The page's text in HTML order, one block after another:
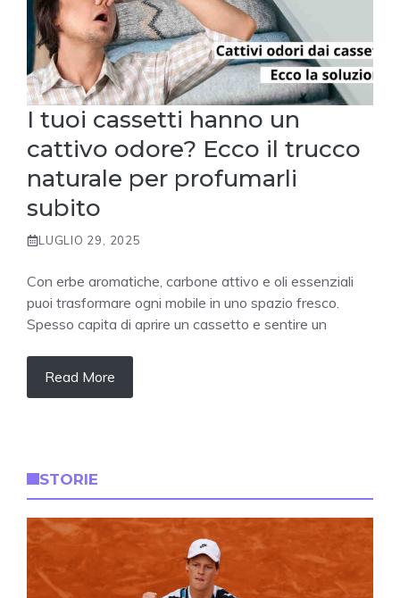
I tuoi cassetti hanno un
cattivo odore? Ecco il trucco
naturale per profumarli
subito
LUGLIO 29, 2025
Con erbe aromatiche, carbone attivo e oli essenziali
puoi trasformare ogni mobile in uno spazio fresco.
Spesso capita di aprire un cassetto e sentire un
Read More
STORIE